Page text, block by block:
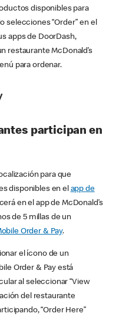
disponibles para
selecciones “Order” en el
apps de DoorDash,
restaurante McDonald’s
para ordenar.
participan en
para que
disponibles en el app de
en el app de McDonald’s
de 5 millas de un
Order & Pay.
el ícono de un
Order & Pay está
al seleccionar “View
del restaurante
“Order Here”